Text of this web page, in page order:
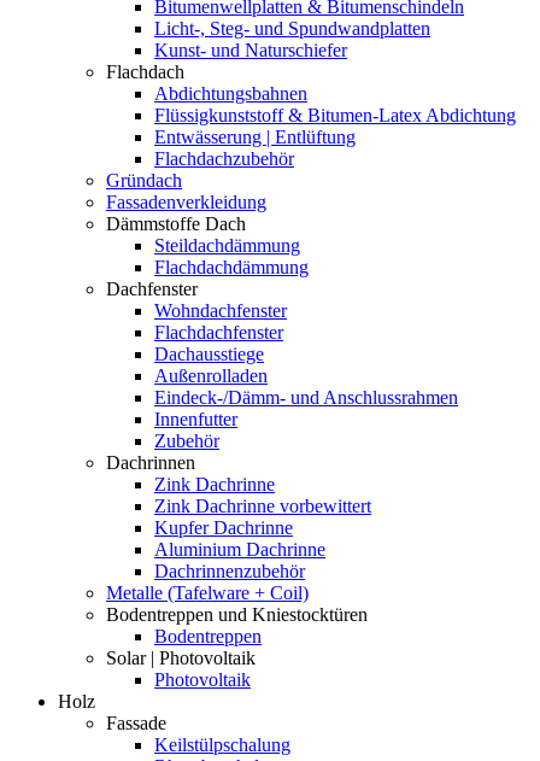
Bitumenwellplatten & Bitumenschindeln
Licht-, Steg- und Spundwandplatten
Kunst- und Naturschiefer
Flachdach
Abdichtungsbahnen
Flüssigkunststoff & Bitumen-Latex Abdichtung
Entwässerung | Entlüftung
Flachdachzubehör
Gründach
Fassadenverkleidung
Dämmstoffe Dach
Steildachdämmung
Flachdachdämmung
Dachfenster
Wohndachfenster
Flachdachfenster
Dachausstiege
Außenrolladen
Eindeck-/Dämm- und Anschlussrahmen
Innenfutter
Zubehör
Dachrinnen
Zink Dachrinne
Zink Dachrinne vorbewittert
Kupfer Dachrinne
Aluminium Dachrinne
Dachrinnenzubehör
Metalle (Tafelware + Coil)
Bodentreppen und Kniestocktüren
Bodentreppen
Solar | Photovoltaik
Photovoltaik
Holz
Fassade
Keilstülpschalung